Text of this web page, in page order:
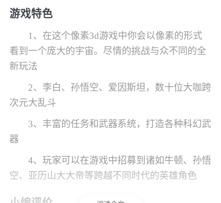
游戏特色
1、在这个像素3d游戏中你会以像素的形式
看到一个庞大的宇宙。尽情的挑战与众不同的全
新玩法
2、李白、孙悟空、爱因斯坦，数十位大咖跨
次元大乱斗
3、丰富的任务和武器系统，打造各种科幻武
器
4、玩家可以在游戏中招募到诸如牛顿、孙悟
空、亚历山大大帝等跨越不同时代的英雄角色